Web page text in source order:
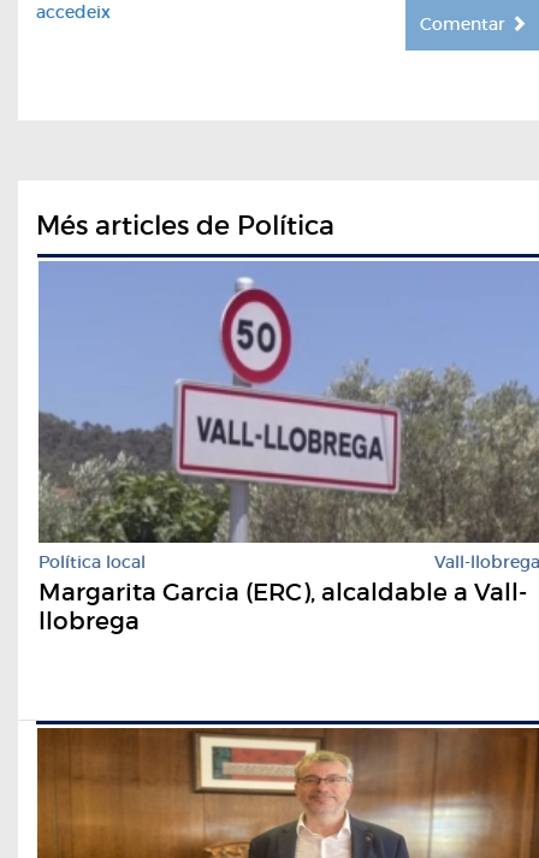
accedeix
Comentar
Més articles de Política
Política local Vall-llobrega
Margarita Garcia (ERC), alcaldable a Vall-
llobrega